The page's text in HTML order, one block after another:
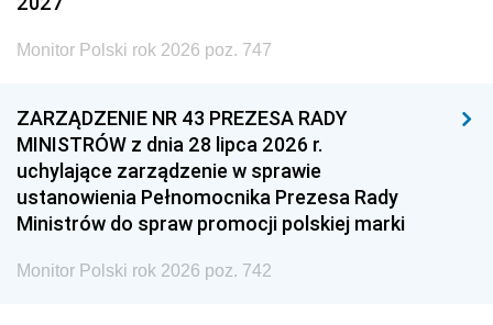
Monitor Polski rok 2026 poz. 747
ZARZĄDZENIE NR 43 PREZESA RADY
MINISTRÓW z dnia 28 lipca 2026 r.
uchylające zarządzenie w sprawie
ustanowienia Pełnomocnika Prezesa Rady
Ministrów do spraw promocji polskiej marki
Monitor Polski rok 2026 poz. 742